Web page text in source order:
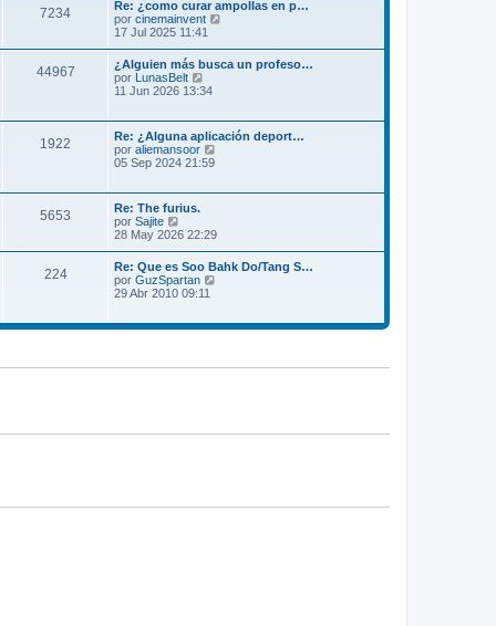
e
n
a
j
e
t
i
m
o
m
e
n
a
j
e
7234
Re: ¿como curar ampollas en p…
por cinemainvent
l
o
m
a
17 Jul 2025 11:41
44967
¿Alguien más busca un profeso…
por LunasBelt
e
l
t
i
m
m
s
a
e
11 Jun 2026 13:34
1922
Re: ¿Alguna aplicación deport…
por aliemansoor
m
o
m
a
j
05 Sep 2024 21:59
5653
Re: The furius.
por Sajite
e
ú
l
t
i
o
n
28 May 2026 22:29
224
Re: Que es Soo Bahk Do/Tang S…
por GuzSpartan
l
m
s
29 Abr 2010 09:11